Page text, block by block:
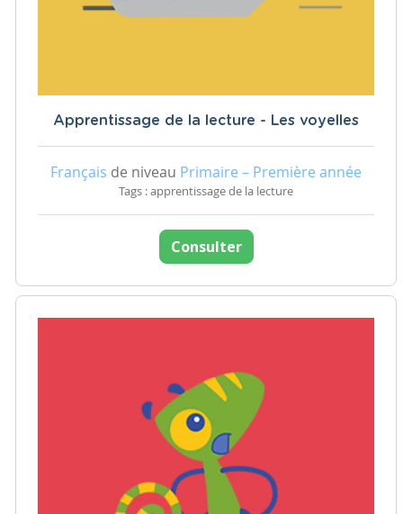
Apprentissage de la lecture - Les voyelles
Français de niveau Primaire – Première année
Tags : apprentissage de la lecture
Consulter